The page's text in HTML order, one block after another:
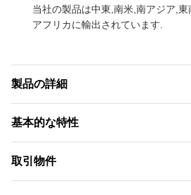
当社の製品は中東,南米,南アジア,東
アフリカに輸出されています.
製品の詳細
Material:
Function:
防水性、防水性、
基本的な特性
ブランド名:
取引物件